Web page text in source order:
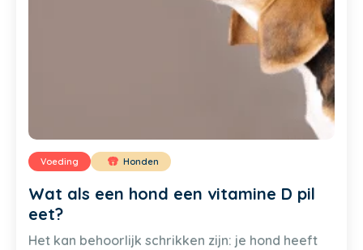
Voeding Honden
Wat als een hond een vitamine D pil
eet?
Het kan behoorlijk schrikken zijn: je hond heeft